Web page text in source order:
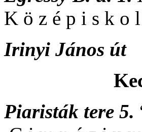
K ö z é p i s k o
Irinyi János út
Piaristák tere 5.